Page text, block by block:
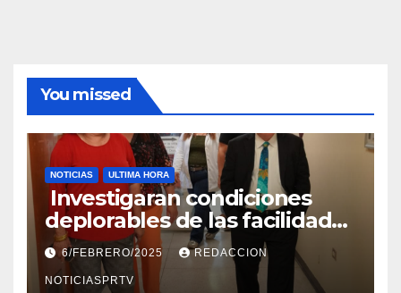
You missed
NOTICIAS ULTIMA HORA
Investigaran condiciones
deplorables de las facilidades
el Departamento de la Salud
en Mayagüez
6/FEBRERO/2025 REDACCION
NOTICIASPRTV